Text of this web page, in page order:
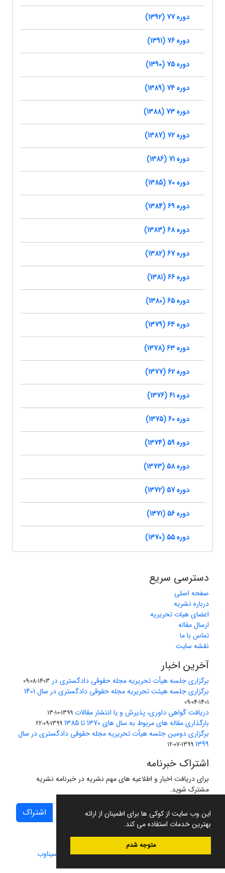
این وب سایت از کوکی ها برای اطمینان از ارائه
بهترین خدمات استفاده می کند.
متوجه شدم
دوره 77 (1392)
دوره 76 (1391)
دوره 75 (1390)
دوره 74 (1389)
دوره 73 (1388)
دوره 72 (1387)
دوره 71 (1386)
دوره 70 (1385)
دوره 69 (1384)
دوره 68 (1383)
دوره 67 (1382)
دوره 66 (1381)
دوره 65 (1380)
دوره 64 (1379)
دوره 63 (1378)
دوره 62 (1377)
دوره 61 (1376)
دوره 60 (1375)
دوره 59 (1374)
دوره 58 (1373)
دوره 57 (1372)
دوره 56 (1371)
دوره 55 (1370)
دسترسی سریع
صفحه اصلی
درباره نشریه
اعضای هیات تحریریه
ارسال مقاله
تماس با ما
نقشه سایت
آخرین اخبار
برگزاری جلسه هیأت تحریریه مجله حقوقی دادگستری در 1403-08-09
برگزاری جلسه هیئت تحریریه مجله حقوقی دادگستری در سال 1401
1401-04-09
دریافت گواهی داوری، پذیرش و یا انتشار مقالات 1399-10-13
بارگذاری مقاله های مربوط به سال های 1370 تا 1385 1399-09-22
برگزاری دومین جلسه هیأت تحریریه مجله حقوقی دادگستری در سال
1399
1399-07-12
اشتراک خبرنامه
برای دریافت اخبار و اطلاعیه های مهم نشریه در خبرنامه نشریه
مشترک شوید.
اشتراک
سامانه مدیریت نشریات علمی.طراحی و پیاده سازی از سیناوب